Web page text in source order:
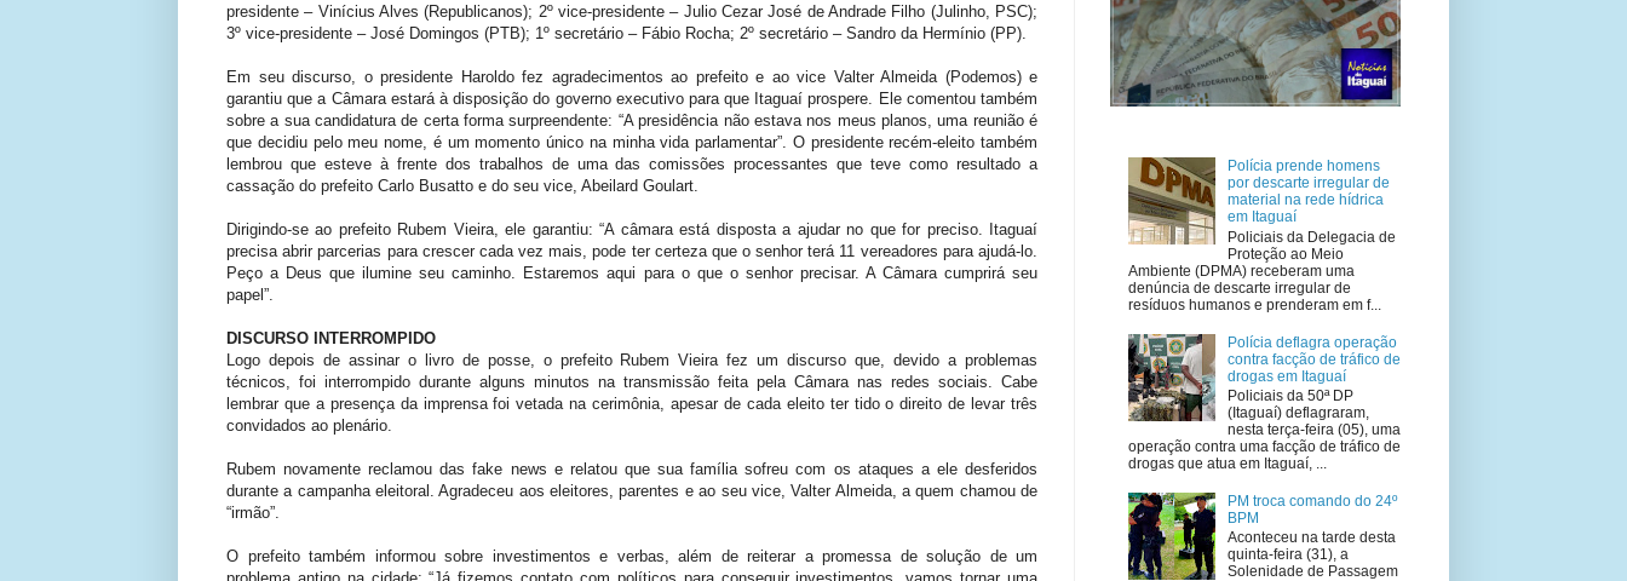
presidente – Vinícius Alves (Republicanos); 2º vice-presidente – Julio Cezar José de Andrade Filho (Julinho, PSC);
3º vice-presidente – José Domingos (PTB); 1º secretário – Fábio Rocha; 2º secretário – Sandro da Hermínio (PP).
Em seu discurso, o presidente Haroldo fez agradecimentos ao prefeito e ao vice Valter Almeida (Podemos) e
garantiu que a Câmara estará à disposição do governo executivo para que Itaguaí prospere. Ele comentou também
sobre a sua candidatura de certa forma surpreendente: “A presidência não estava nos meus planos, uma reunião é
que decidiu pelo meu nome, é um momento único na minha vida parlamentar”. O presidente recém-eleito também
lembrou que esteve à frente dos trabalhos de uma das comissões processantes que teve como resultado a
cassação do prefeito Carlo Busatto e do seu vice, Abeilard Goulart.
Dirigindo-se ao prefeito Rubem Vieira, ele garantiu: “A câmara está disposta a ajudar no que for preciso. Itaguaí
precisa abrir parcerias para crescer cada vez mais, pode ter certeza que o senhor terá 11 vereadores para ajudá-lo.
Peço a Deus que ilumine seu caminho. Estaremos aqui para o que o senhor precisar. A Câmara cumprirá seu
papel”.
DISCURSO INTERROMPIDO
Logo depois de assinar o livro de posse, o prefeito Rubem Vieira fez um discurso que, devido a problemas
técnicos, foi interrompido durante alguns minutos na transmissão feita pela Câmara nas redes sociais. Cabe
lembrar que a presença da imprensa foi vetada na cerimônia, apesar de cada eleito ter tido o direito de levar três
convidados ao plenário.
Rubem novamente reclamou das fake news e relatou que sua família sofreu com os ataques a ele desferidos
durante a campanha eleitoral. Agradeceu aos eleitores, parentes e ao seu vice, Valter Almeida, a quem chamou de
“irmão”.
O prefeito também informou sobre investimentos e verbas, além de reiterar a promessa de solução de um
Polícia prende homens
por descarte irregular de
material na rede hídrica
em Itaguaí
Policiais da Delegacia de
Proteção ao Meio
Ambiente (DPMA) receberam uma
denúncia de descarte irregular de
resíduos humanos e prenderam em f...
Polícia deflagra operação
contra facção de tráfico de
drogas em Itaguaí
Policiais da 50ª DP
(Itaguaí) deflagraram,
nesta terça-feira (05), uma
operação contra uma facção de tráfico de
drogas que atua em Itaguaí, ...
PM troca comando do 24º
BPM
Aconteceu na tarde desta
quinta-feira (31), a
Solenidade de Passagem